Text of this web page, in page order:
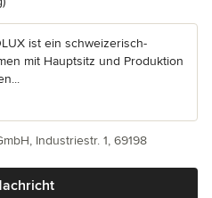
ist ein schweizerisch-
mit Hauptsitz und Produktion
Industriestr. 1, 69198